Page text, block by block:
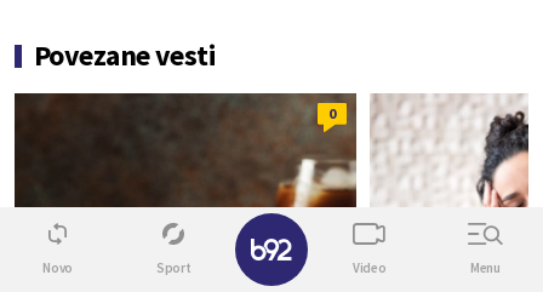
Povezane vesti
0
Novo Sport Video Menu
✕